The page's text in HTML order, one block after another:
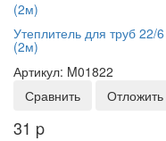
Утеплитель для труб 22/6
(2м)
Артикул: M01822
Сравнить
Отложить
31 p